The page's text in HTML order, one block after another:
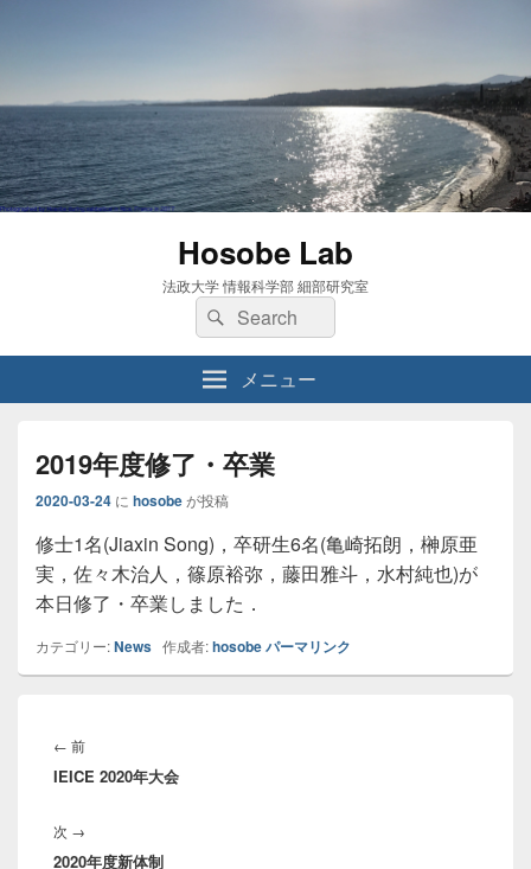
Hosobe Lab
法政大学 情報科学部 細部研究室
検
索:
検
索
メニュー
2019年度修了・卒業
2020-03-24 に hosobeが投稿
修士1名(Jiaxin Song)，卒研生6名(亀崎拓朗，榊原亜
実，佐々木治人，篠原裕弥，藤田雅斗，水村純也)が
本日修了・卒業しました．
カテゴリー:News 作成者:hosobeパーマリンク
稿
ナ
ゲ
ー
← 前前
の
IEICE 2020年大会
次 →
の
2020年度新体制